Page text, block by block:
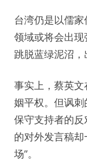
台湾仍是以儒
领域或将会出现
跳脱蓝绿泥沼，
事实上，蔡英
姻平权。但讽
保守支持者的
的对外发言稿
场”。